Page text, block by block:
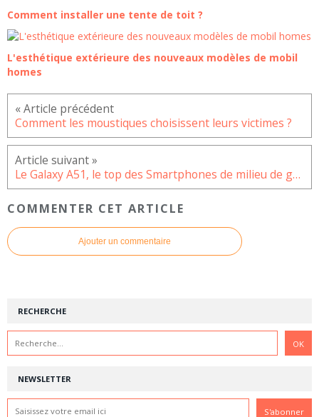
Comment installer une tente de toit ?
L'esthétique extérieure des nouveaux modèles de mobil
homes
Comment les moustiques choisissent leurs victimes ?
Le Galaxy A51, le top des Smartphones de milieu de gamme
COMMENTER CET ARTICLE
Ajouter un commentaire
NEWSLETTER
RECHERCHE